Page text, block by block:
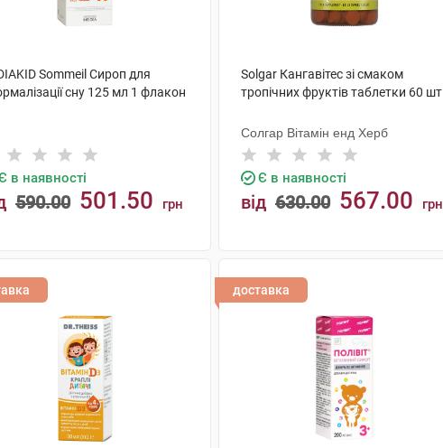
Sommeil Сироп для
сну 125 мл 1 флакон
в наявності
590.00 501.50 грн
Solgar Кангавітес зі смаком
тропічних фруктів таблетки 60 шт
Солгар Вітамін енд Херб
Є в наявності
від 630.00 567.00 грн
доставка